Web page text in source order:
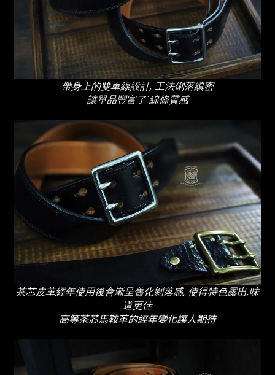
帶身上的雙車線設計, 工法俐落縝密
讓單品豐富了ˊ線條質感
茶芯皮革經年使用後會漸呈舊化剝落感, 使得特色露出,味
道更佳
高等茶芯馬鞍革的經年變化讓人期待